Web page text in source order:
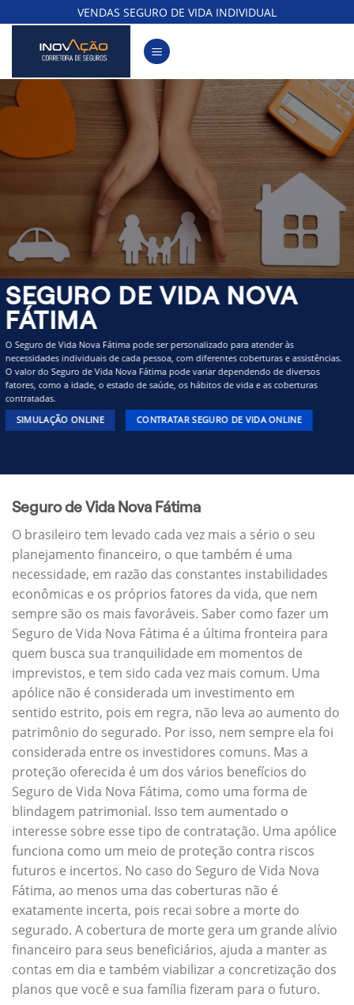
to
content
VENDAS SEGURO DE VIDA INDIVIDUAL
SEGURO DE VIDA NOVA
FÁTIMA
O Seguro de Vida Nova Fátima pode ser personalizado para atender às
necessidades individuais de cada pessoa, com diferentes coberturas e assistências.
O valor do Seguro de Vida Nova Fátima pode variar dependendo de diversos
fatores, como a idade, o estado de saúde, os hábitos de vida e as coberturas
contratadas.
SIMULAÇÃO ONLINE CONTRATAR SEGURO DE VIDA ONLINE
Seguro de Vida Nova Fátima
O brasileiro tem levado cada vez mais a sério o seu
planejamento financeiro, o que também é uma
necessidade, em razão das constantes instabilidades
econômicas e os próprios fatores da vida, que nem
sempre são os mais favoráveis. Saber como fazer um
Seguro de Vida Nova Fátima é a última fronteira para
quem busca sua tranquilidade em momentos de
imprevistos, e tem sido cada vez mais comum. Uma
apólice não é considerada um investimento em
sentido estrito, pois em regra, não leva ao aumento do
patrimônio do segurado. Por isso, nem sempre ela foi
considerada entre os investidores comuns. Mas a
proteção oferecida é um dos vários benefícios do
Seguro de Vida Nova Fátima, como uma forma de
blindagem patrimonial. Isso tem aumentado o
interesse sobre esse tipo de contratação. Uma apólice
funciona como um meio de proteção contra riscos
futuros e incertos. No caso do Seguro de Vida Nova
Fátima, ao menos uma das coberturas não é
exatamente incerta, pois recai sobre a morte do
segurado. A cobertura de morte gera um grande alívio
financeiro para seus beneficiários, ajuda a manter as
contas em dia e também viabilizar a concretização dos
planos que você e sua família fizeram para o futuro.